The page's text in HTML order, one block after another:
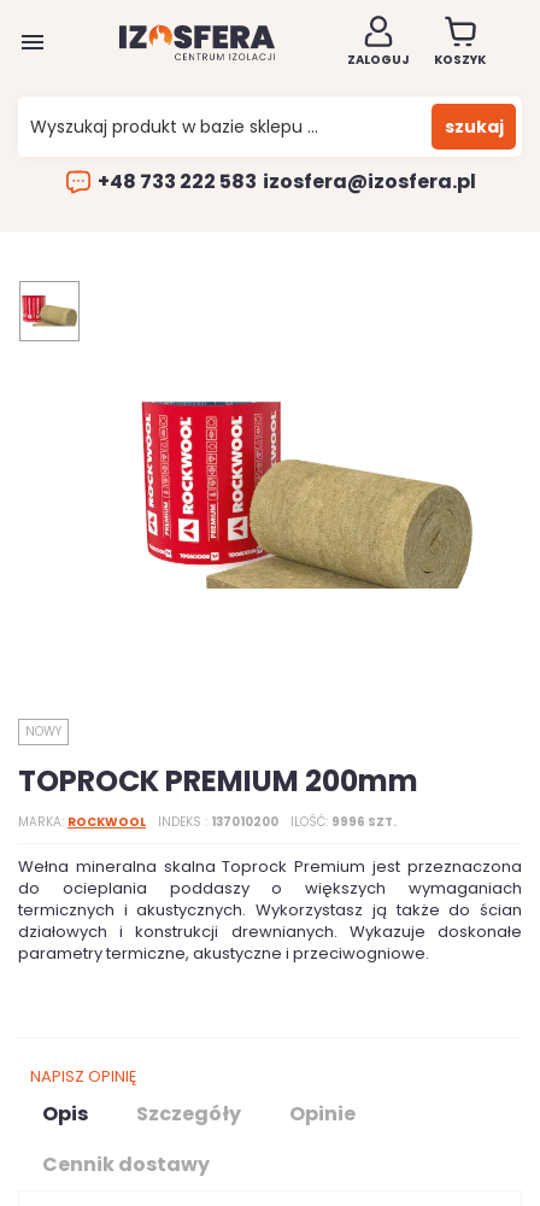

ZALOGUJ KOSZYK
szukaj
+48 733 222 583 izosfera@izosfera.pl
NOWY
TOPROCK PREMIUM 200mm
MARKA ROCKWOOL INDEKS 137010200 ILOŚĆ 9996 SZT.
Wełna mineralna skalna Toprock Premium jest przeznaczona
do ocieplania poddaszy o większych wymaganiach
termicznych i akustycznych. Wykorzystasz ją także do ścian
działowych i konstrukcji drewnianych. Wykazuje doskonałe
parametry termiczne, akustyczne i przeciwogniowe.
NAPISZ OPINIĘ
Opis Szczegóły
Opinie
Cennik dostawy